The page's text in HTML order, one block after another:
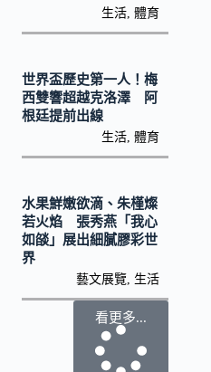
生活 ,體育
世界盃歷史第一人！梅
西雙響超越克洛澤 阿
根廷提前出線
生活 ,體育
水果鮮嫩欲滴、朱槿燦
若火焰 張秀燕「我心
如燄」展出細膩膠彩世
界
藝文展覽 生活
看更多...